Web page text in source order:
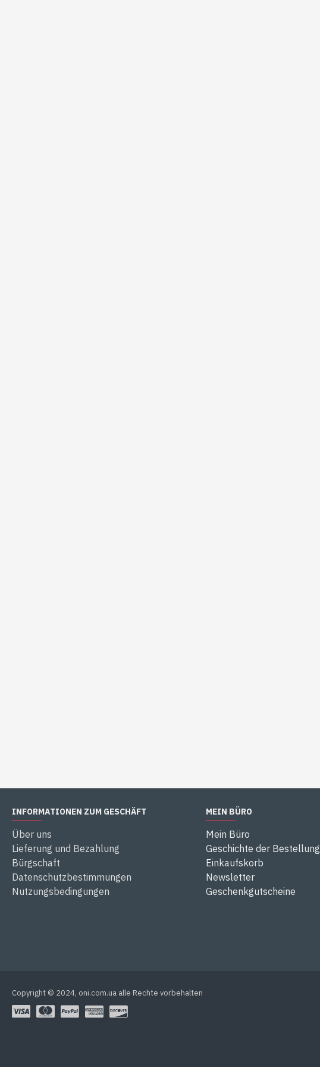
INFORMATIONEN ZUM GESCHÄFT
Über uns
Lieferung und Bezahlung
Bürgschaft
Datenschutzbestimmungen
Nutzungsbedingungen
MEIN BÜRO
Mein Büro
Geschichte der Bestellung
Einkaufskorb
Newsletter
Geschenkgutscheine
Copyright © 2024, oni.com.ua alle Rechte vorbehalten